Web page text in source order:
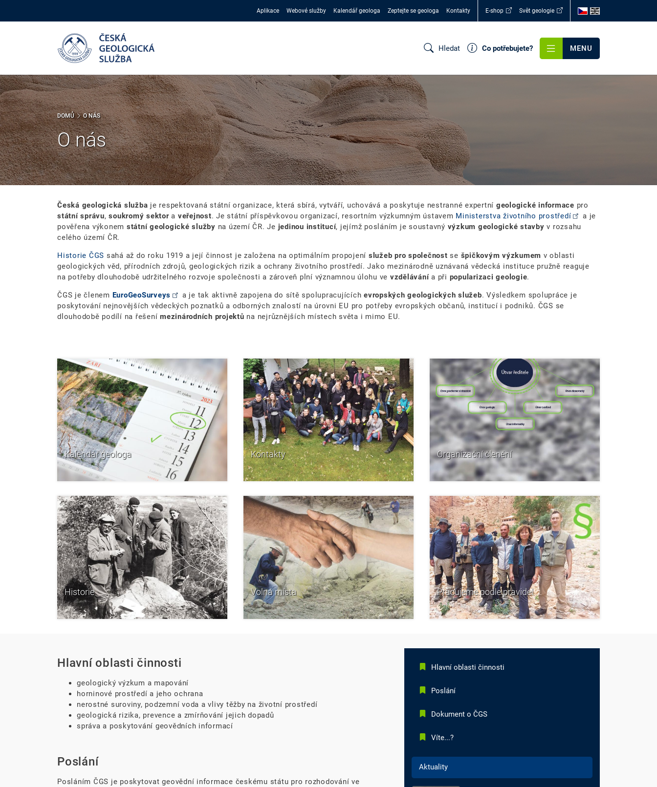
Aplikace Webové služby Kalendář geologa Zeptejte se geologa Kontakty E-shop Svět geologie
Hledat Co potřebujete? MENU
DOMŮ O NÁS
O nás
Česká geologická služba je respektovaná státní organizace, která sbírá, vytváří, uchovává a poskytuje nestranné expertní geologické informace pro
státní správu,soukromý sektora veřejnost. Je státní příspěvkovou organizací, resortním výzkumným ústavem Ministerstva životního prostředí
a je
pověřena výkonem státní geologické služby na území ČR. Je jedinou institucí, jejímž posláním je soustavný výzkum geologické stavby v rozsahu
celého území ČR.
Historie ČGS sahá až do roku 1919 a její činnost je založena na optimálním propojení služeb pro společnostse špičkovým výzkumem v oblasti
geologických věd, přírodních zdrojů, geologických rizik a ochrany životního prostředí. Jako mezinárodně uznávaná vědecká instituce pružně reaguje
na potřeby dlouhodobě udržitelného rozvoje společnosti a zároveň plní významnou úlohu ve vzdělávání a při popularizaci geologie.
ČGS je členem EuroGeoSurveys a je tak aktivně zapojena do sítě spolupracujících evropských geologických služeb. Výsledkem spolupráce je
poskytování nejnovějších vědeckých poznatků a odborných znalostí na úrovni EU pro potřeby evropských občanů, institucí i podniků. ČGS se
dlouhodobě podílí na řešení mezinárodních projektů na nejrůznějších místech světa i mimo EU.
Kalendář geologa Kontakty Organizační členění
Historie Volná místa Pracujeme podle pravidel
Hlavní oblasti činnosti
geologický výzkum a mapování
horninové prostředí a jeho ochrana
nerostné suroviny, podzemní voda a vlivy těžby na životní prostředí
geologická rizika, prevence a zmírňování jejich dopadů
správa a poskytování geovědních informací
Poslání
Posláním ČGS je poskytovat geovědní informace českému státu pro rozhodování ve
Hlavní oblasti činnosti
Poslání
Dokument o ČGS
Víte...?
Aktuality